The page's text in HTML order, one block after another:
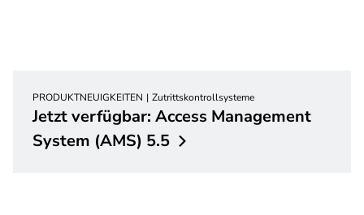
PRODUKTNEUIGKEITEN Zutrittskontrollsysteme
Jetzt verfügbar: Access Management
System (AMS) 5.5